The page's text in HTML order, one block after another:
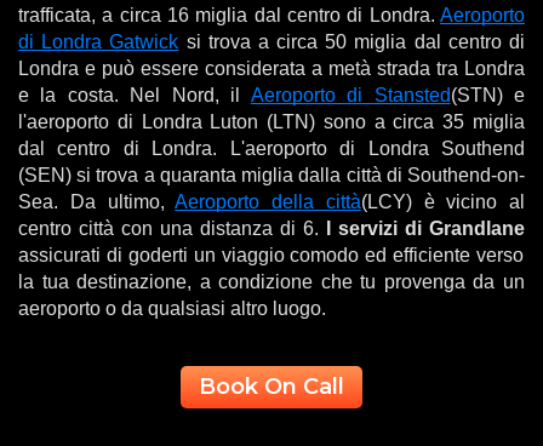
trafficata, a circa 16 miglia dal centro di Londra. Aeroporto
di Londra Gatwick si trova a circa 50 miglia dal centro di
Londra e può essere considerata a metà strada tra Londra
e la costa. Nel Nord, il Aeroporto di Stansted(STN) e
l'aeroporto di Londra Luton (LTN) sono a circa 35 miglia
dal centro di Londra. L'aeroporto di Londra Southend
(SEN) si trova a quaranta miglia dalla città di Southend-on-
Sea. Da ultimo,Aeroporto della città(LCY) è vicino al
centro città con una distanza di 6.
I servizi di Grandlane
assicurati di goderti un viaggio comodo ed efficiente verso
la tua destinazione, a condizione che tu provenga da un
aeroporto o da qualsiasi altro luogo.
Book On Call